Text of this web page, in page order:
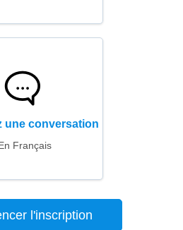
une conversation
Français
l'inscription